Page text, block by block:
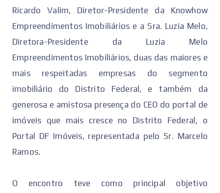
Ricardo Valim, Diretor-Presidente da Knowhow
Empreendimentos Imobiliários e a Sra. Luzia Melo,
Diretora-Presidente da Luzia Melo
Empreendimentos Imobiliários, duas das maiores e
mais respeitadas empresas do segmento
imobiliário do Distrito Federal, e também da
generosa e amistosa presença do CEO do portal de
imóveis que mais cresce no Distrito Federal, o
Portal DF Imóveis, representada pelo Sr. Marcelo
Ramos.
O encontro teve como principal objetivo